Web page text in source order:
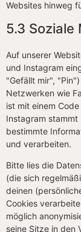
Websites hinweg
5.3 Soziale
Auf unserer
und Instagram
"Gefällt mir",
Netzwerken wie
ist mit einem
Instagram stammt
bestimmte
und verarbeiten.
Bitte lies die
(die sich
deinen
Cookies
möglich
seine Sitze in den